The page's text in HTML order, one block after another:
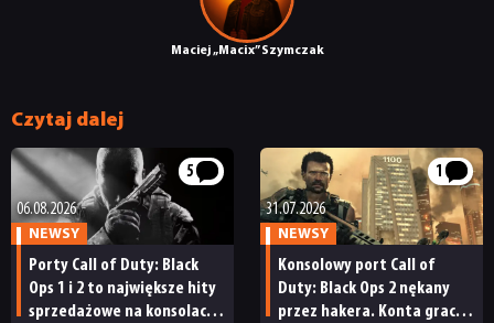
RETRO
DYSKUSJE
JUŻ GRALIŚMY
SKLEP
Maciej „Macix” Szymczak
Czytaj dalej
5
06.08.2026
NEWSY
Porty Call of Duty: Black
Ops 1 i 2 to największe hity
sprzedażowe na konsolach
1
31.07.2026
NEWSY
Konsolowy port Call of
Duty: Black Ops 2 nękany
przez hakera. Konta graczy